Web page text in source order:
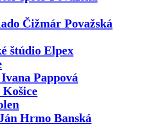
Čižmár Považská
štúdio Elpex
Pappová
Hrmo Banská